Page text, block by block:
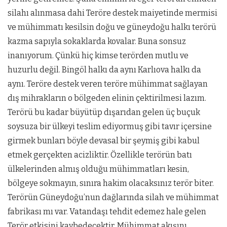
silahı alınmasa dahi Teröre destek maiyetinde mermisi
ve mühimmatı kesilsin doğu ve güneydoğu halkı terörü
kazma sapıyla sokaklarda kovalar. Buna sonsuz
inanıyorum. Çünkü hiç kimse terörden mutlu ve
huzurlu değil. Bingöl halkı da aynı Karlıova halkı da
aynı. Teröre destek veren teröre mühimmat sağlayan
dış mihrakların o bölgeden elinin çektirilmesi lazım.
Terörü bu kadar büyütüp dışarıdan gelen üç buçuk
soysuza bir ülkeyi teslim ediyormuş gibi tavır içersine
girmek bunları böyle devasal bir şeymiş gibi kabul
etmek gerçekten acizliktir. Özellikle terörün batı
ülkelerinden almış olduğu mühimmatları kesin,
bölgeye sokmayın, sınıra hakim olacaksınız terör biter.
Terörün Güneydoğu’nun dağlarında silah ve mühimmat
fabrikası mı var. Vatandaşı tehdit edemez hale gelen